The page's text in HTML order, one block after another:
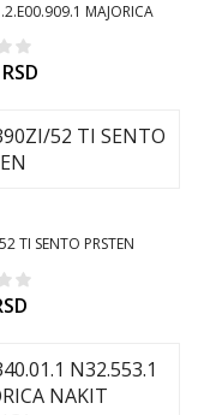
MAJORICA
RSD
TI SENTO PRSTEN